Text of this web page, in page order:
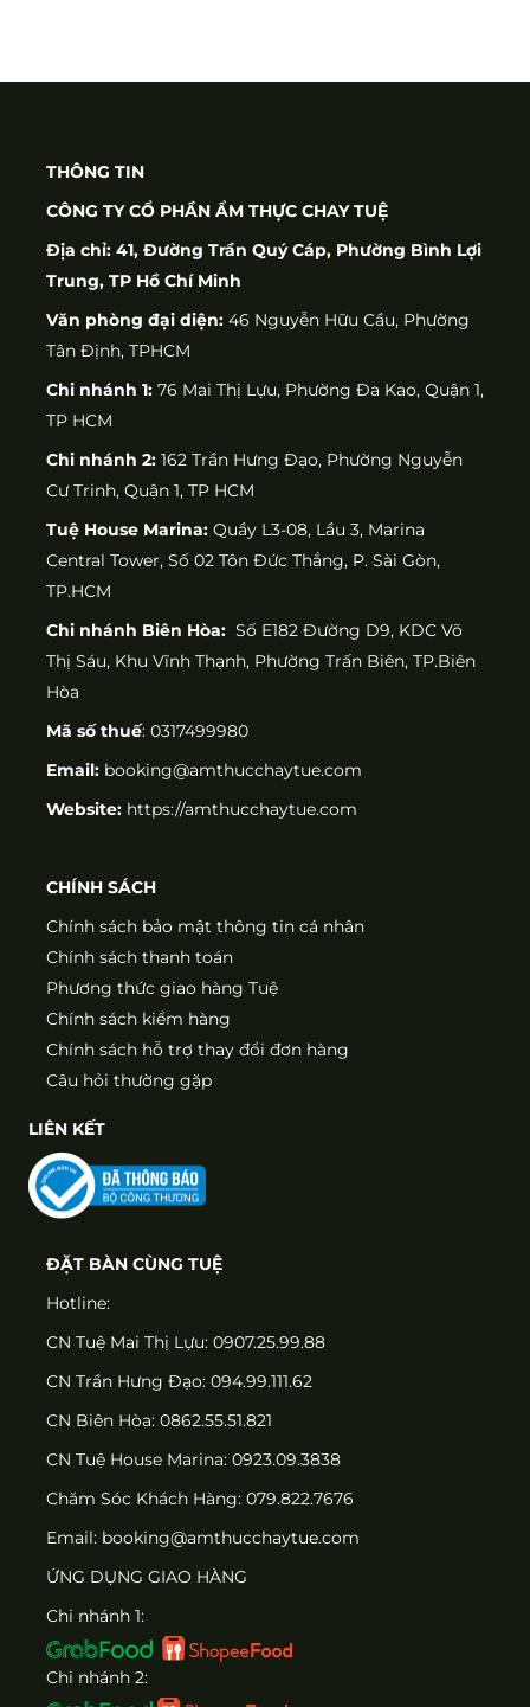
THÔNG TIN
CÔNG TY CỔ PHẦN ẨM THỰC CHAY TUỆ
Địa chỉ: 41, Đường Trần Quý Cáp, Phường Bình Lợi
Trung, TP Hồ Chí Minh
Văn phòng đại diện: 46 Nguyễn Hữu Cầu, Phường
Tân Định, TPHCM
Chi nhánh 1: 76 Mai Thị Lựu, Phường Đa Kao, Quận 1,
TP HCM
Chi nhánh 2: 162 Trần Hưng Đạo, Phường Nguyễn
Cư Trinh, Quận 1, TP HCM
Tuệ House Marina: Quầy L3-08, Lầu 3, Marina
Central Tower, Số 02 Tôn Đức Thắng, P. Sài Gòn,
TP.HCM
Chi nhánh Biên Hòa: Số E182 Đường D9, KDC Võ
Thị Sáu, Khu Vĩnh Thạnh, Phường Trấn Biên, TP.Biên
Hòa
Mã số thuế: 0317499980
Email: booking@amthucchaytue.com
Website: https://amthucchaytue.com
CHÍNH SÁCH
Chính sách bảo mật thông tin cá nhân
Chính sách thanh toán
Phương thức giao hàng Tuệ
Chính sách kiểm hàng
Chính sách hỗ trợ thay đổi đơn hàng
Câu hỏi thường gặp
LIÊN KẾT
ĐẶT BÀN CÙNG TUỆ
Hotline:
CN Tuệ Mai Thị Lựu: 0907.25.99.88
CN Trần Hưng Đạo: 094.99.111.62
CN Biên Hòa: 0862.55.51.821
CN Tuệ House Marina: 0923.09.3838
Chăm Sóc Khách Hàng: 079.822.7676
Email: booking@amthucchaytue.com
ỨNG DỤNG GIAO HÀNG
Chi nhánh 1:
Chi nhánh 2: